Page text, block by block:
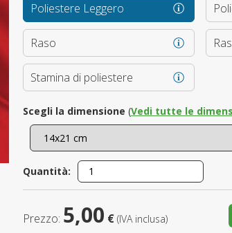
Poliestere Leggero
Raso
Stamina di poliestere
Scegli la dimensione (Vedi tutte le
Quantità:
Prezzo: 5,00 € (IVA inclusa)